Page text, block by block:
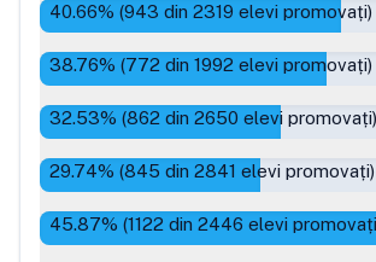
40.66% (943 din 2319 elevi promovați)
38.76% (772 din 1992 elevi promovați)
32.53% (862 din 2650 elevi promovați)
29.74% (845 din 2841 elevi promovați)
45.87% (1122 din 2446 elevi